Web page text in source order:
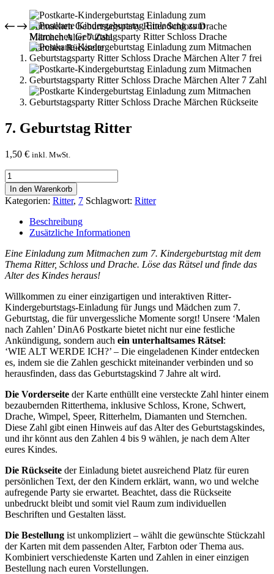
7. Geburtstag Ritter
1,50 € inkl. MwSt.
7.
Geburtstag
Ritter
Menge
In den Warenkorb
Kategorien: Ritter, 7 Schlagwort: Ritter
Beschreibung
Zusätzliche Informationen
Eine Einladung zum Mitmachen zum 7. Kindergeburtstag mit dem
Thema Ritter, Schloss und Drache. Löse das Rätsel und finde das
Alter des Kindes heraus!
Willkommen zu einer einzigartigen und interaktiven Ritter-
Kindergeburtstags-Einladung für Jungs und Mädchen zum 7.
Geburtstag, die für unvergessliche Momente sorgt! Unsere ‘Malen
nach Zahlen’ DinA6 Postkarte bietet nicht nur eine festliche
Ankündigung, sondern auch ein unterhaltsames Rätsel:
‘WIE ALT WERDE ICH?’ – Die eingeladenen Kinder entdecken
es, indem sie die Zahlen geschickt miteinander verbinden und so
herausfinden, dass das Geburtstagskind 7 Jahre alt wird.
Die Vorderseite der Karte enthüllt eine versteckte Zahl hinter einem
bezaubernden Ritterthema, inklusive Schloss, Krone, Schwert,
Drache, Wimpel, Speer, Ritterhelm, Diamanten und Sternchen.
Diese Zahl gibt einen Hinweis auf das Alter des Geburtstagskindes,
und ihr könnt aus den Zahlen 4 bis 9 wählen, je nach dem Alter
eures Kindes.
Die Rückseite der Einladung bietet ausreichend Platz für euren
persönlichen Text, der den Kindern erklärt, wann, wo und welche
aufregende Party sie erwartet. Beachtet, dass die Rückseite
unbedruckt bleibt und somit viel Raum zum individuellen
Beschriften und Gestalten lässt.
Die Bestellung ist unkompliziert – wählt die gewünschte Stückzahl
der Karten mit dem passenden Alter, Farbton oder Thema aus.
Kombiniert verschiedenste Karten und Zahlen in einer einzigen
Bestellung nach euren Vorstellungen.